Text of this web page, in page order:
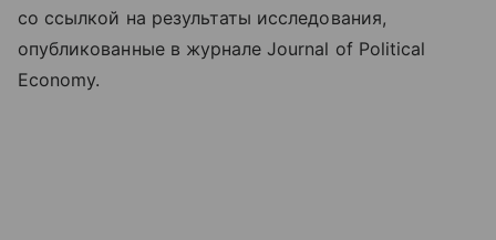
со ссылкой на результаты исследования,
опубликованные в журнале Journal of Political
Economy.